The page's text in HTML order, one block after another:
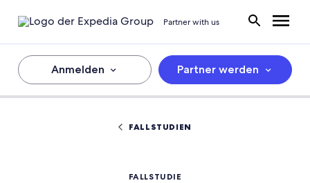
Partner with us
Anmelden Partner werden
FALLSTUDIEN
FALLSTUDIE